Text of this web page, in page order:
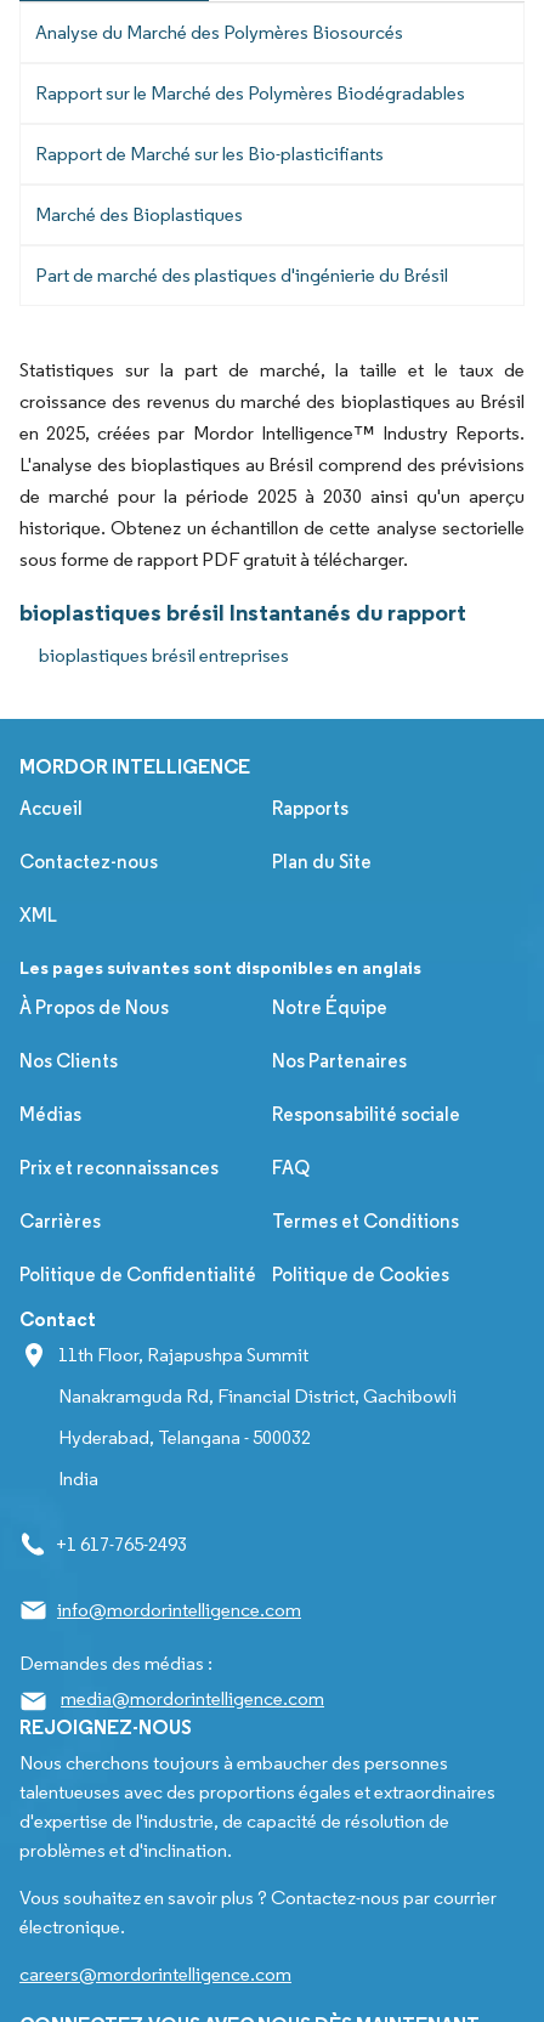
Analyse du Marché des Polymères Biosourcés
Rapport sur le Marché des Polymères Biodégradables
Rapport de Marché sur les Bio-plasticifiants
Marché des Bioplastiques
Part de marché des plastiques d'ingénierie du Brésil
Statistiques sur la part de marché, la taille et le taux de
croissance des revenus du marché des bioplastiques au Brésil
en 2025, créées par Mordor Intelligence™ Industry Reports.
L'analyse des bioplastiques au Brésil comprend des prévisions
de marché pour la période 2025 à 2030 ainsi qu'un aperçu
historique. Obtenez un échantillon de cette analyse sectorielle
sous forme de rapport PDF gratuit à télécharger.
bioplastiques brésil Instantanés du rapport
bioplastiques brésil entreprises
MORDOR INTELLIGENCE
Accueil Rapports
Contactez-nous Plan du Site
XML
Les pages suivantes sont disponibles en anglais
À Propos de Nous
Notre Équipe
Nos Clients Nos Partenaires
Médias Responsabilité sociale
Prix et reconnaissances FAQ
Carrières Termes et Conditions
Politique de Confidentialité Politique de Cookies
Contact
11th Floor, Rajapushpa Summit
Nanakramguda Rd, Financial District, Gachibowli
Hyderabad, Telangana - 500032
India
+1 617-765-2493
info@mordorintelligence.com
Demandes des médias :
media@mordorintelligence.com
REJOIGNEZ-NOUS
Nous cherchons toujours à embaucher des personnes
talentueuses avec des proportions égales et extraordinaires
d'expertise de l'industrie, de capacité de résolution de
problèmes et d'inclination.
Vous souhaitez en savoir plus ? Contactez-nous par courrier
électronique.
careers@mordorintelligence.com